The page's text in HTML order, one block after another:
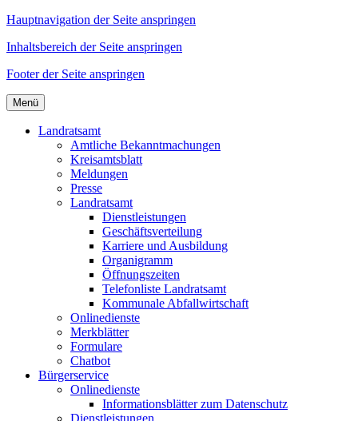
Hauptnavigation der Seite anspringen
Inhaltsbereich der Seite anspringen
Footer der Seite anspringen
Menü
Landratsamt
Amtliche Bekanntmachungen
Kreisamtsblatt
Meldungen
Presse
Landratsamt
Dienstleistungen
Geschäftsverteilung
Karriere und Ausbildung
Organigramm
Öffnungszeiten
Telefonliste Landratsamt
Kommunale Abfallwirtschaft
Onlinedienste
Merkblätter
Formulare
Chatbot
Bürgerservice
Onlinedienste
Informationsblätter zum Datenschutz
Dienstleistungen